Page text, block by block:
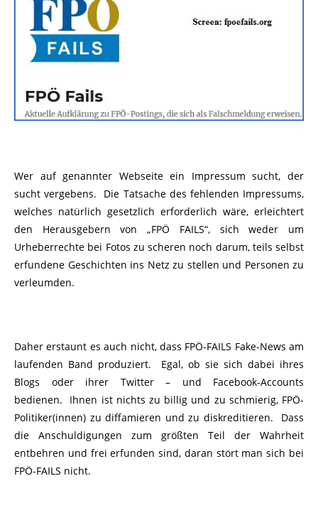
Wer auf genannter Webseite ein Impressum sucht, der
sucht vergebens. Die Tatsache des fehlenden Impressums,
welches natürlich gesetzlich erforderlich wäre, erleichtert
den Herausgebern von „FPÖ FAILS“, sich weder um
Urheberrechte bei Fotos zu scheren noch darum, teils selbst
erfundene Geschichten ins Netz zu stellen und Personen zu
verleumden.
Daher erstaunt es auch nicht, dass FPÖ-FAILS Fake-News am
laufenden Band produziert. Egal, ob sie sich dabei ihres
Blogs oder ihrer Twitter – und Facebook-Accounts
bedienen. Ihnen ist nichts zu billig und zu schmierig, FPÖ-
Politiker(innen) zu diffamieren und zu diskreditieren. Dass
die Anschuldigungen zum größten Teil der Wahrheit
entbehren und frei erfunden sind, daran stört man sich bei
FPÖ-FAILS nicht.